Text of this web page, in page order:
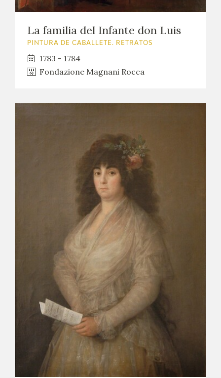
La familia del Infante don Luis
PINTURA DE CABALLETE. RETRATOS
1783 - 1784
Fondazione Magnani Rocca